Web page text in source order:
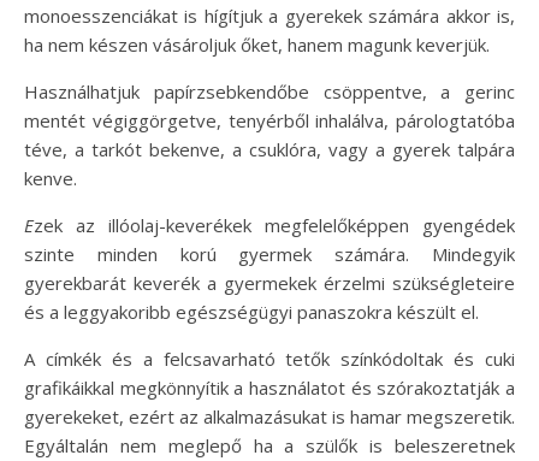
monoesszenciákat is hígítjuk a gyerekek számára akkor is,
ha nem készen vásároljuk őket, hanem magunk keverjük.
Használhatjuk papírzsebkendőbe csöppentve, a gerinc
mentét végiggörgetve, tenyérből inhalálva, párologtatóba
téve, a tarkót bekenve, a csuklóra, vagy a gyerek talpára
kenve.
Ezek az illóolaj-keverékek megfelelőképpen gyengédek
szinte minden korú gyermek számára. Mindegyik
gyerekbarát keverék a gyermekek érzelmi szükségleteire
és a leggyakoribb egészségügyi panaszokra készült el.
A címkék és a felcsavarható tetők színkódoltak és cuki
grafikáikkal megkönnyítik a használatot és szórakoztatják a
gyerekeket, ezért az alkalmazásukat is hamar megszeretik.
Egyáltalán nem meglepő ha a szülők is beleszeretnek